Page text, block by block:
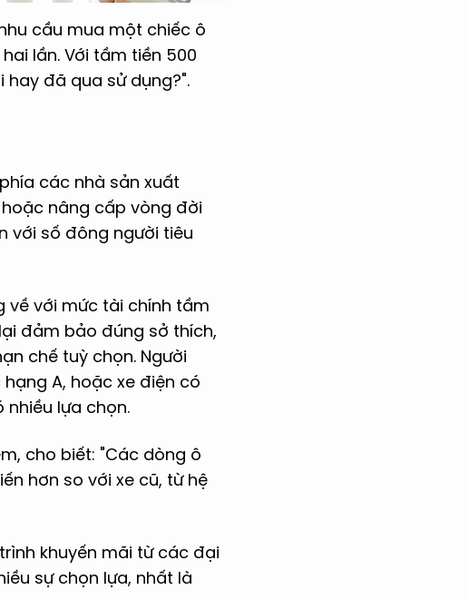
cầu mua một chiếc ô
lần. Với tầm tiền 500
đã qua sử dụng?".
các nhà sản xuất
nâng cấp vòng đời
với số đông người tiêu
về với mức tài chính tầm
đảm bảo đúng sở thích,
chế tuỳ chọn. Người
A, hoặc xe điện có
lựa chọn.
cho biết: "Các dòng ô
hơn so với xe cũ, từ hệ
khuyến mãi từ các đại
sự chọn lựa, nhất là